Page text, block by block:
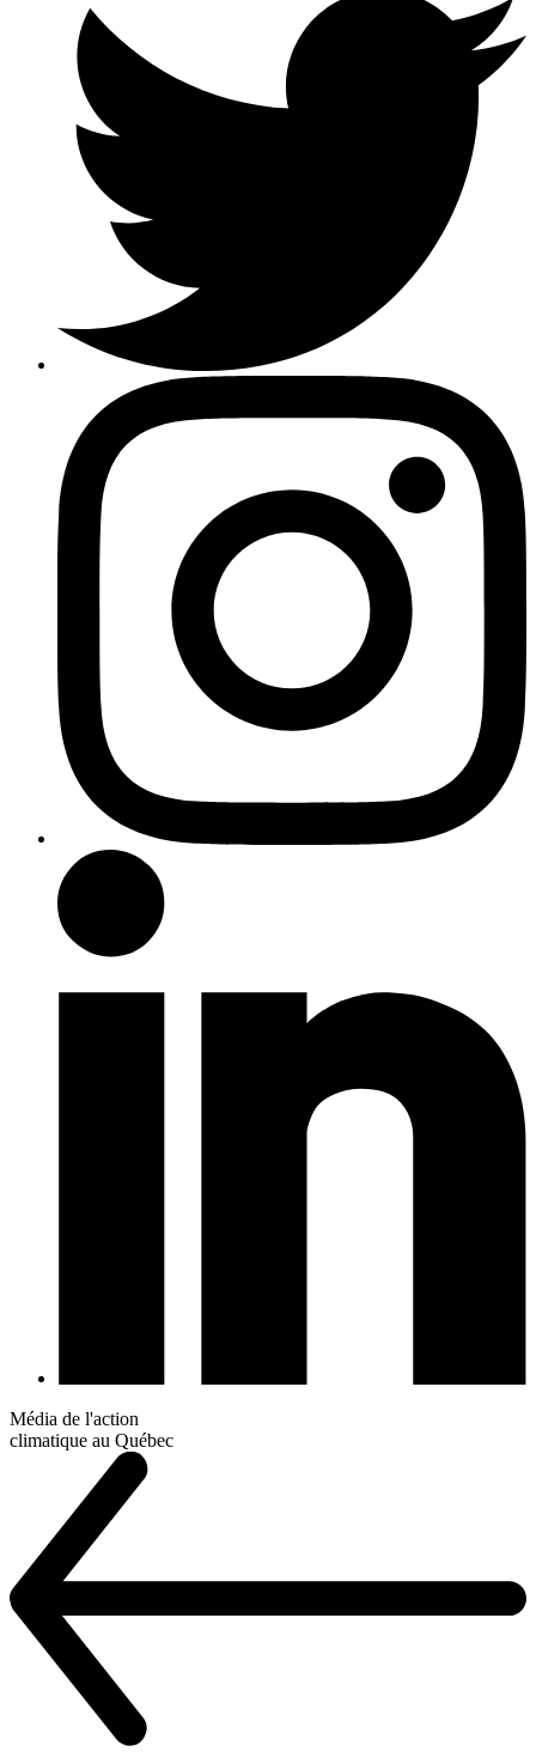
Média de l'action
climatique au Québec